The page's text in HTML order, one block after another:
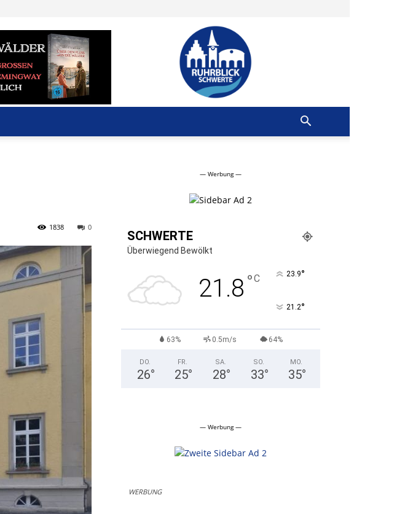
Ruhrblick
Schwerte
0
1838
— Werbung —
SCHWERTE
Überwiegend Bewölkt
21.8 °C 23.9°
21.2°
63% 0.5m/s 64%
DO.
26°
FR.
25°
SA.
28°
SO.
33°
MO.
35°
— Werbung —
WERBUNG